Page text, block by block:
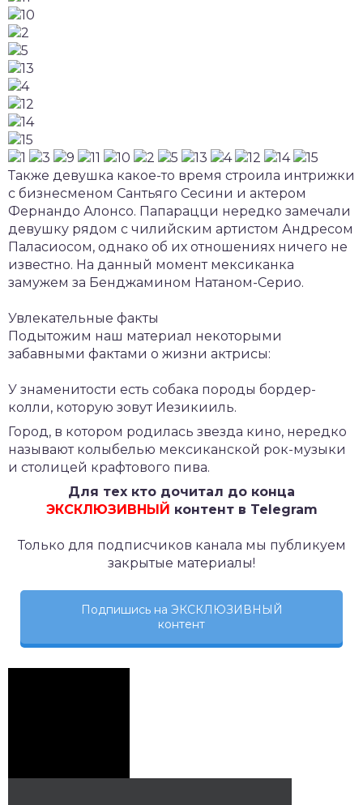
Также девушка какое-то время строила интрижки
с бизнесменом Сантьяго Сесини и актером
Фернандо Алонсо. Папарацци нередко замечали
девушку рядом с чилийским артистом Андресом
Паласиосом, однако об их отношениях ничего не
известно. На данный момент мексиканка
замужем за Бенджамином Натаном-Серио.
Увлекательные факты
Подытожим наш материал некоторыми
забавными фактами о жизни актрисы:
У знаменитости есть собака породы бордер-
колли, которую зовут Иезикииль.
Город, в котором родилась звезда кино, нередко
называют колыбелью мексиканской рок-музыки
и столицей крафтового пива.
Для тех кто дочитал до конца
ЭКСКЛЮЗИВНЫЙ контент в Telegram
Только для подписчиков канала мы публикуем
закрытые материалы!
Подпишись на ЭКСКЛЮЗИВНЫЙ
контент